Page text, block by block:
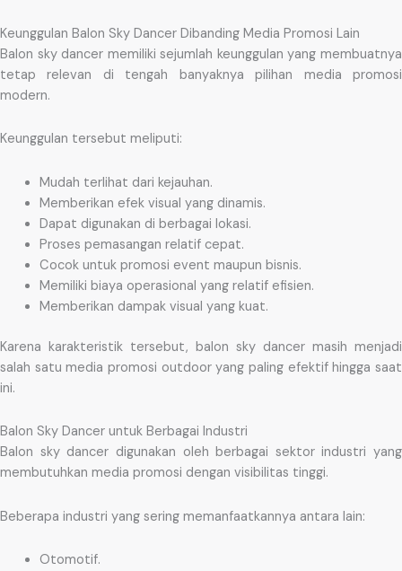
Keunggulan Balon Sky Dancer Dibanding Media Promosi Lain
Balon sky dancer memiliki sejumlah keunggulan yang membuatnya
tetap relevan di tengah banyaknya pilihan media promosi
modern.
Keunggulan tersebut meliputi:
Mudah terlihat dari kejauhan.
Memberikan efek visual yang dinamis.
Dapat digunakan di berbagai lokasi.
Proses pemasangan relatif cepat.
Cocok untuk promosi event maupun bisnis.
Memiliki biaya operasional yang relatif efisien.
Memberikan dampak visual yang kuat.
Karena karakteristik tersebut, balon sky dancer masih menjadi
salah satu media promosi outdoor yang paling efektif hingga saat
ini.
Balon Sky Dancer untuk Berbagai Industri
Balon sky dancer digunakan oleh berbagai sektor industri yang
membutuhkan media promosi dengan visibilitas tinggi.
Beberapa industri yang sering memanfaatkannya antara lain:
Otomotif.